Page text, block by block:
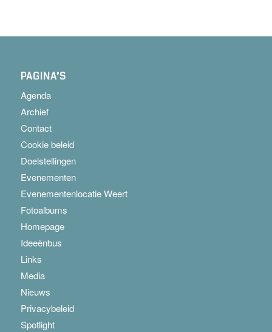
PAGINA’S
Agenda
Archief
Contact
Cookie beleid
Doelstellingen
Evenementen
Evenementenlocatie Weert
Fotoalbums
Homepage
Ideeënbus
Links
Media
Nieuws
Privacybeleid
Spotlight